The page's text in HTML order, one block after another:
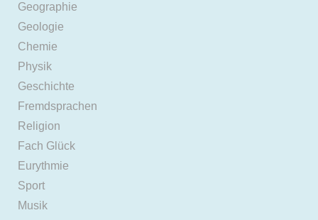
Geographie
Geologie
Chemie
Physik
Geschichte
Fremdsprachen
Religion
Fach Glück
Eurythmie
Sport
Musik